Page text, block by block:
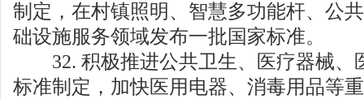
制定，在村镇照明、智慧多功能杆、公
础设施服务领域发布一批国家标准。
32. 积极推进公共卫生、医疗器械、
标准制定，加快医用电器、消毒用品等